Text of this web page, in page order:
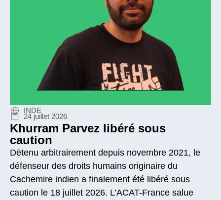
INDE
24 juillet 2026
Khurram Parvez libéré sous
caution
Détenu arbitrairement depuis novembre 2021, le
défenseur des droits humains originaire du
Cachemire indien a finalement été libéré sous
caution le 18 juillet 2026. L’ACAT-France salue